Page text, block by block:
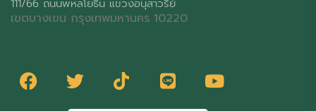
111/66 ถนนพหลโยธิน แขวงอนุสาวรีย์
เขตบางเขน กรุงเทพมหานคร 10220